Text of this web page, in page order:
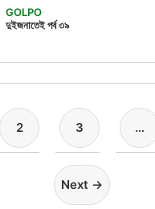
GOLPO
দুইজনাতেই পর্ব ৩৯
2 3 …
Next →